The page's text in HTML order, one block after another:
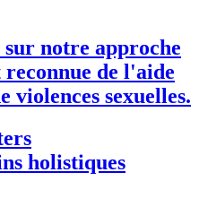
notre approche
de l'aide
violences sexuelles.
holistiques